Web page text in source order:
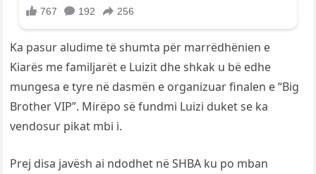
Ka pasur aludime të shumta për marrëdhënien e
Kiarës me familjarët e Luizit dhe shkak u bë edhe
mungesa e tyre në dasmën e organizuar finalen e “Big
Brother VIP”. Mirëpo së fundmi Luizi duket se ka
vendosur pikat mbi i.
Prej disa javësh ai ndodhet në SHBA ku po mban